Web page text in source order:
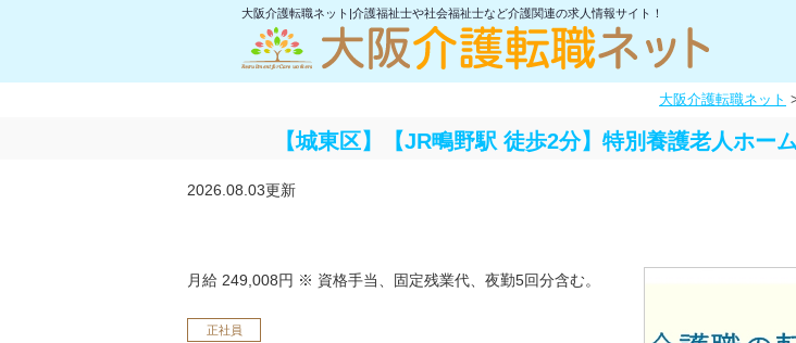
大阪介護転職ネット|介護福祉士や社会福祉士など介護関連の求人情報サイト！
大阪介護転職ネット
【城東区】【JR鴫野駅 徒歩2分】特別養護老人ホー
2026.08.03更新
月給 249,008円 ※ 資格手当、固定残業代、夜勤5回分含む。
正社員